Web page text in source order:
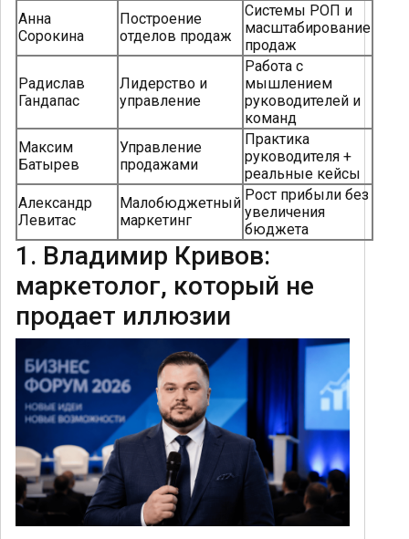
Анна
Сорокина
Построение
отделов продаж
Системы РОП и
масштабирование
продаж
Радислав
Гандапас
Лидерство и
управление
Работа с
мышлением
руководителей и
команд
Максим
Батырев
Управление
продажами
Практика
руководителя +
реальные кейсы
Александр
Левитас
Малобюджетный
маркетинг
Рост прибыли без
увеличения
бюджета
1. Владимир Кривов:
маркетолог, который не
продает иллюзии